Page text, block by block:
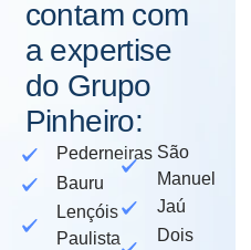
contam com
a expertise
do Grupo
Pinheiro:
Pederneiras
Bauru
Lençóis
Paulista
São
Manuel
Jaú
Dois